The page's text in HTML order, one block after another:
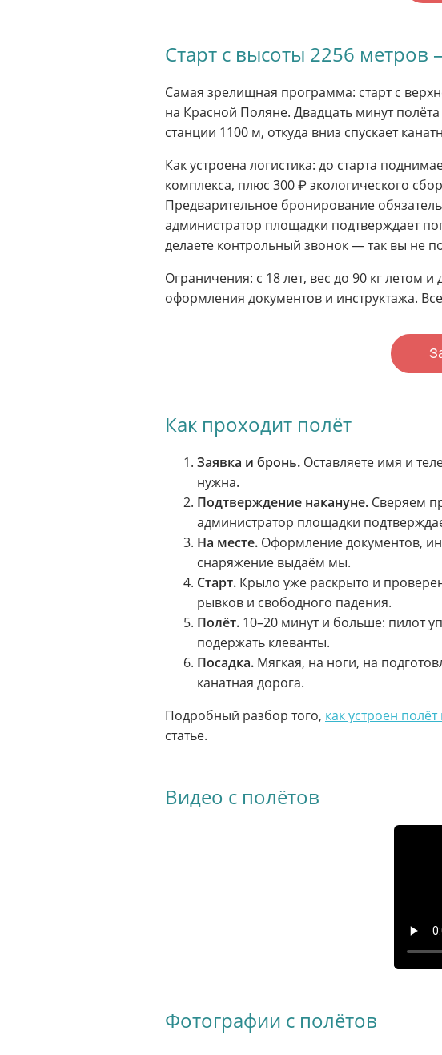
Старт с высоты 2256
Самая зрелищная программа: старт с
на Красной Поляне. Двадцать минут
станции 1100 м, откуда вниз спускает
Как устроена логистика: до старта
комплекса, плюс 300 ₽ экологического
Предварительное бронирование
администратор площадки подтверждает
делаете контрольный звонок — так вы не
Ограничения: с 18 лет, вес до 90 кг летом
оформления документов и инструктажа.
Как проходит полёт
Заявка и бронь. Оставляете имя и
нужна.
Подтверждение накануне. Сверяем
администратор площадки
На месте. Оформление документов,
снаряжение выдаём мы.
Старт. Крыло уже раскрыто и
рывков и свободного падения.
Полёт. 10–20 минут и больше: пилот
подержать клеванты.
Посадка. Мягкая, на ноги, на
канатная дорога.
Подробный разбор того, как устроен
статье.
Видео с полётов
Фотографии с полётов